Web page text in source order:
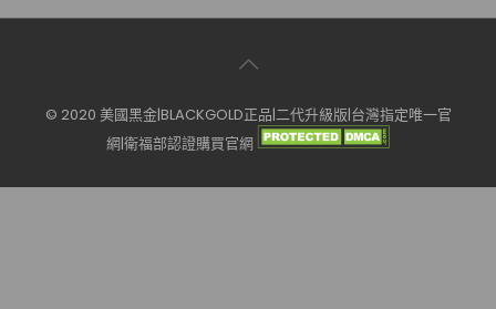
© 2020 美國黑金|BLACKGOLD正品|二代升級版|台灣指定唯一官
網|衛福部認證購買官網